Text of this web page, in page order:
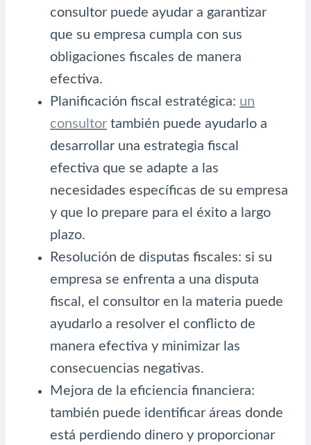
consultor puede ayudar a garantizar
que su empresa cumpla con sus
obligaciones fiscales de manera
efectiva.
Planificación fiscal estratégica: un
consultor también puede ayudarlo a
desarrollar una estrategia fiscal
efectiva que se adapte a las
necesidades específicas de su empresa
y que lo prepare para el éxito a largo
plazo.
Resolución de disputas fiscales: si su
empresa se enfrenta a una disputa
fiscal, el consultor en la materia puede
ayudarlo a resolver el conflicto de
manera efectiva y minimizar las
consecuencias negativas.
Mejora de la eficiencia financiera:
también puede identificar áreas donde
está perdiendo dinero y proporcionar